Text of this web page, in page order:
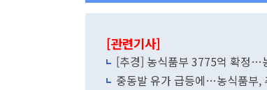
[관련기사]
[추경] 농식품부 3775억 확정…
중동발 유가 급등에…농식품부,